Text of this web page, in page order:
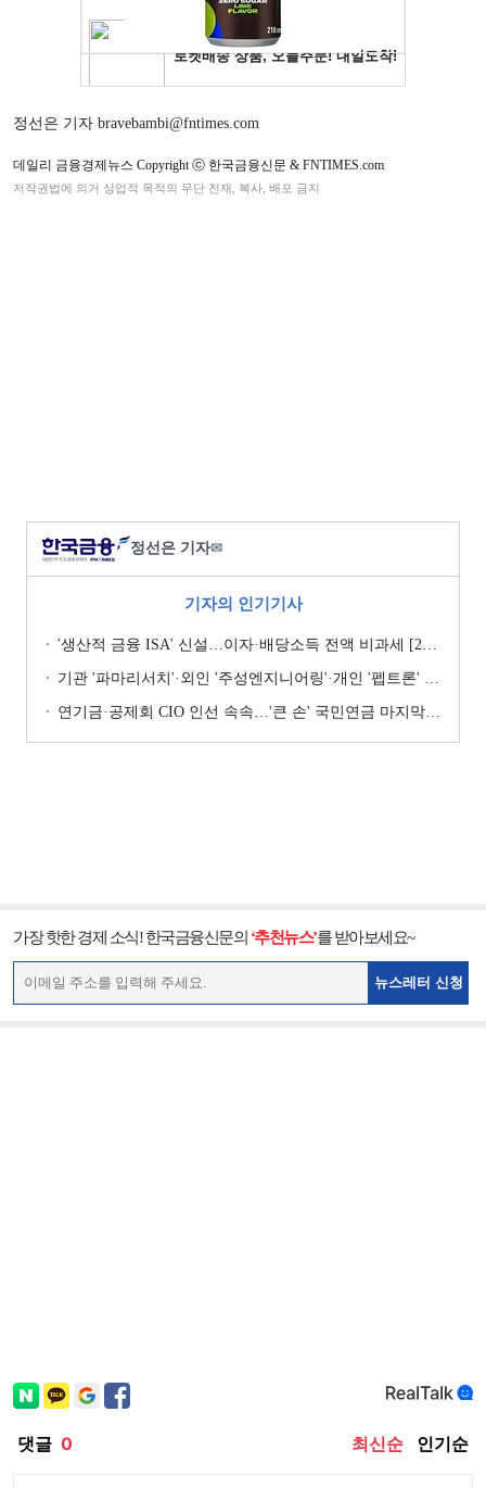
정선은 기자 bravebambi@fntimes.com
데일리 금융경제뉴스 Copyright ⓒ 한국금융신문 & FNTIMES.com
저작권법에 의거 상업적 목적의 무단 전재, 복사, 배포 금지
정선은 기자✉
기자의 인기기사
'생산적 금융 ISA' 신설…이자·배당소득 전액 비과세 [2026 세제개편안]
기관 '파마리서치'·외인 '주성엔지니어링'·개인 '펩트론' 1위 [주간 코스닥 순매수- 2026년 7월27일~7월31일]
연기금·공제회 CIO 인선 속속…'큰 손' 국민연금 마지막 타자
가장 핫한 경제 소식! 한국금융신문의 ‘추천뉴스’를 받아보세요~
뉴스레터 신청